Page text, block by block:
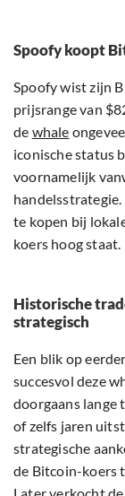
Spoofy koopt
Spoofy wist zijn
prijsrange van
de whale
iconische status
voornamelijk
te kopen bij
koers hoog staat.
Historische
strategisch
Een blik op
succesvol deze
doorgaans lange
of zelfs jaren
strategische
de Bitcoin-koers